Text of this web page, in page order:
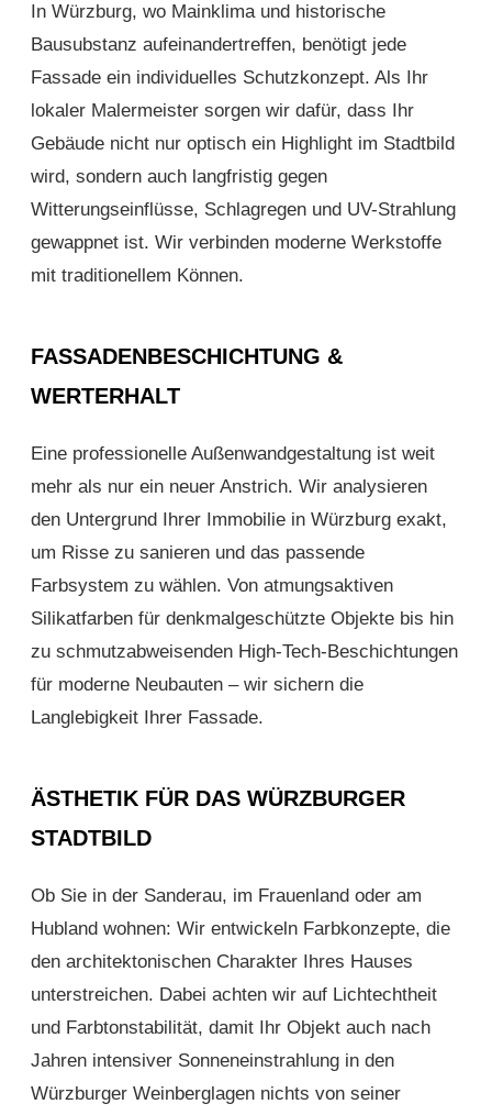
In Würzburg, wo Mainklima und historische
Bausubstanz aufeinandertreffen, benötigt jede
Fassade ein individuelles Schutzkonzept. Als Ihr
lokaler Malermeister sorgen wir dafür, dass Ihr
Gebäude nicht nur optisch ein Highlight im Stadtbild
wird, sondern auch langfristig gegen
Witterungseinflüsse, Schlagregen und UV-Strahlung
gewappnet ist. Wir verbinden moderne Werkstoffe
mit traditionellem Können.
FASSADENBESCHICHTUNG &
WERTERHALT
Eine professionelle Außenwandgestaltung ist weit
mehr als nur ein neuer Anstrich. Wir analysieren
den Untergrund Ihrer Immobilie in Würzburg exakt,
um Risse zu sanieren und das passende
Farbsystem zu wählen. Von atmungsaktiven
Silikatfarben für denkmalgeschützte Objekte bis hin
zu schmutzabweisenden High-Tech-Beschichtungen
für moderne Neubauten – wir sichern die
Langlebigkeit Ihrer Fassade.
ÄSTHETIK FÜR DAS WÜRZBURGER
STADTBILD
Ob Sie in der Sanderau, im Frauenland oder am
Hubland wohnen: Wir entwickeln Farbkonzepte, die
den architektonischen Charakter Ihres Hauses
unterstreichen. Dabei achten wir auf Lichtechtheit
und Farbtonstabilität, damit Ihr Objekt auch nach
Jahren intensiver Sonneneinstrahlung in den
Würzburger Weinberglagen nichts von seiner